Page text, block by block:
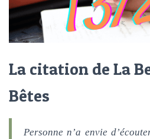
La citation de La
Bêtes
Personne n’a envie